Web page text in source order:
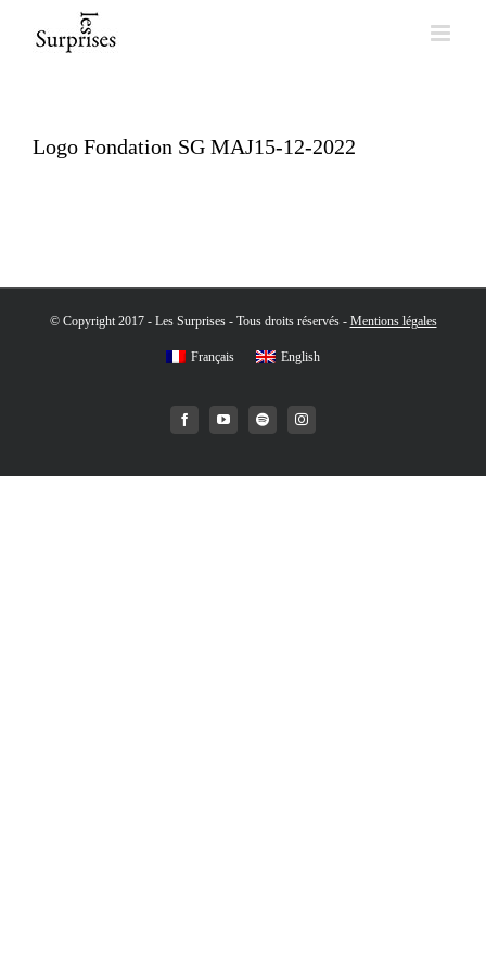
Logo Fondation SG MAJ15-12-2022
© Copyright 2017 - Les Surprises - Tous droits réservés - Mentions légales
Français English
FacebookYouTubeSpotifyInstagram